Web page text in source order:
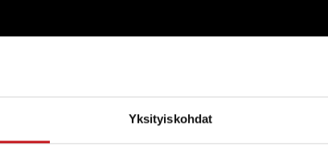
Yksityiskohdat